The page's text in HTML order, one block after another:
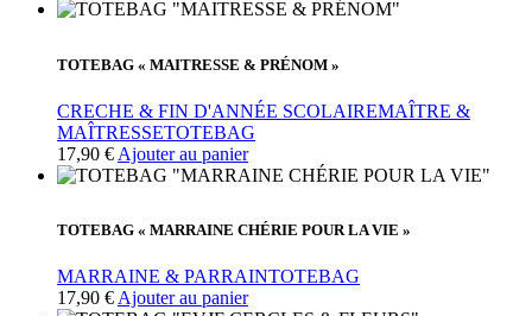
TOTEBAG « MAITRESSE & PRÉNOM »
CRECHE & FIN D'ANNÉE SCOLAIREMAÎTRE &
MAÎTRESSETOTEBAG
17,90 € Ajouter au panier
TOTEBAG « MARRAINE CHÉRIE POUR LA VIE »
MARRAINE & PARRAINTOTEBAG
17,90 € Ajouter au panier